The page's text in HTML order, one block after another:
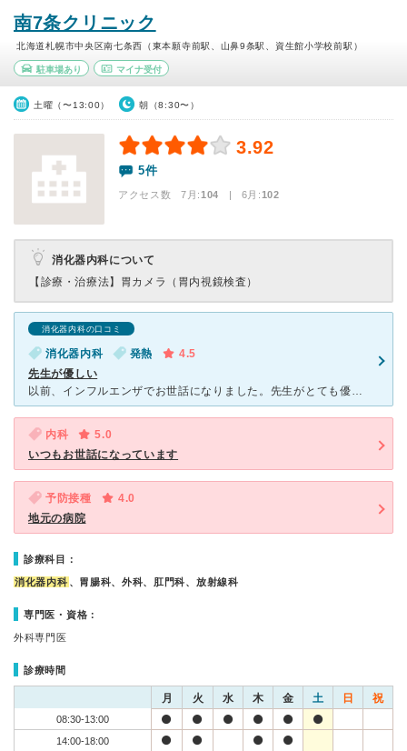
南7条クリニック
北海道札幌市中央区南七条西（東本願寺前駅、山鼻9条駅、資生館小学校前駅）
駐車場あり マイナ受付
土曜（〜13:00） 朝（8:30〜）
3.92
5件
アクセス数 7月:104 | 6月:102
消化器内科について
【診療・治療法】 胃カメラ（胃内視鏡検査）
消化器内科の口コミ
消化器内科 発熱
4.5
先生が優しい
以前、インフルエンザでお世話になりました。先生がとても優しく、感動しました。看護婦さんもとても優しいです。患者の不安を取り除く、素晴らしい病院だと思いました。また漢方を推奨しているようで、身体に負担の
内科
5.0
いつもお世話になっています
予防接種
4.0
地元の病院
診療科目：
消化器内科 、胃腸科、外科、肛門科、放射線科
専門医・資格：
外科専門医
診療時間
月 火 水 木 金 土 日 祝
08:30-13:00
14:00-18:00